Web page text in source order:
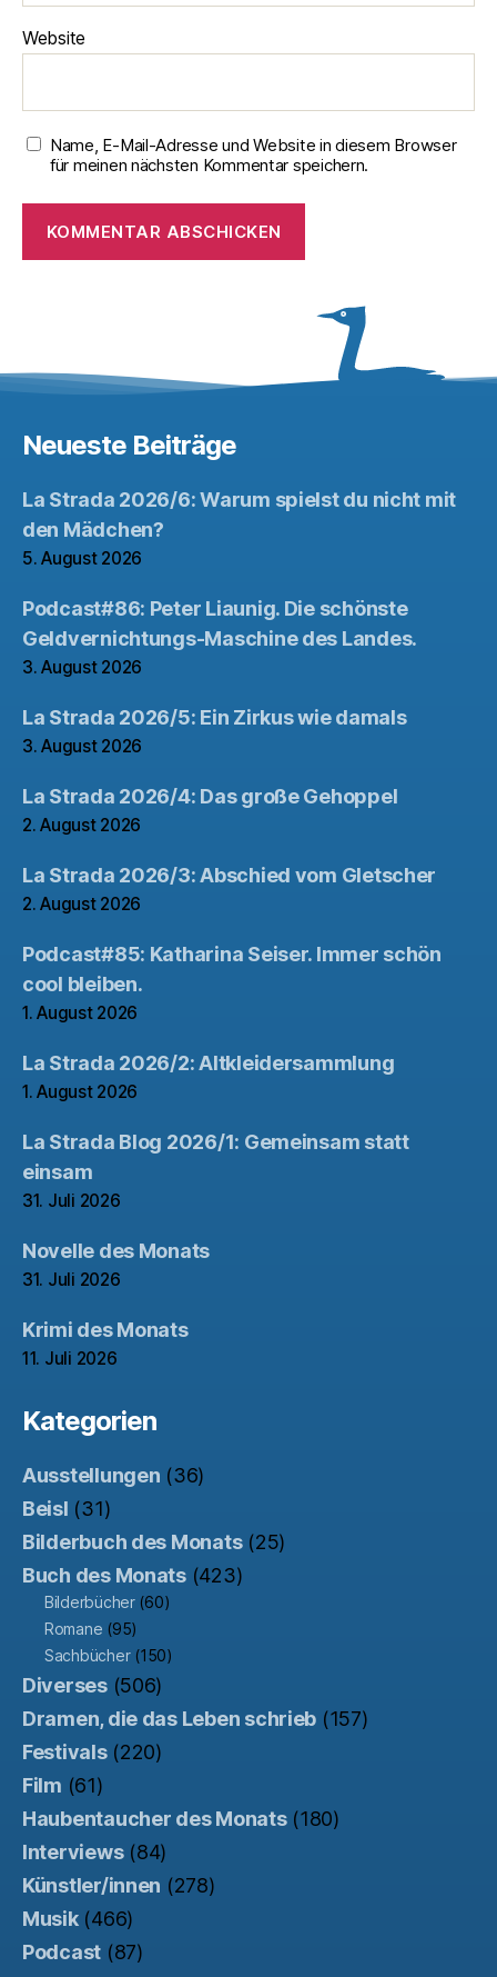
Website
Name, E-Mail-Adresse und Website in diesem Browser
für meinen nächsten Kommentar speichern.
Neueste Beiträge
La Strada 2026/6: Warum spielst du nicht mit
den Mädchen?
5. August 2026
Podcast#86: Peter Liaunig. Die schönste
Geldvernichtungs-Maschine des Landes.
3. August 2026
La Strada 2026/5: Ein Zirkus wie damals
3. August 2026
La Strada 2026/4: Das große Gehoppel
2. August 2026
La Strada 2026/3: Abschied vom Gletscher
2. August 2026
Podcast#85: Katharina Seiser. Immer schön
cool bleiben.
1. August 2026
La Strada 2026/2: Altkleidersammlung
1. August 2026
La Strada Blog 2026/1: Gemeinsam statt
einsam
31. Juli 2026
Novelle des Monats
31. Juli 2026
Krimi des Monats
11. Juli 2026
Kategorien
Ausstellungen (36)
Beisl (31)
Bilderbuch des Monats(25)
Buch des Monats(423)
Bilderbücher(60)
Romane (95)
Sachbücher(150)
Diverses(506)
Dramen, die das Leben schrieb (157)
Festivals(220)
Film (61)
Haubentaucher des Monats(180)
Interviews(84)
Künstler/innen (278)
Musik(466)
Podcast (87)